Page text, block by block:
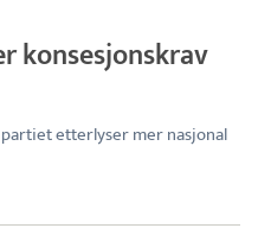
konsesjonskrav
etterlyser mer nasjonal